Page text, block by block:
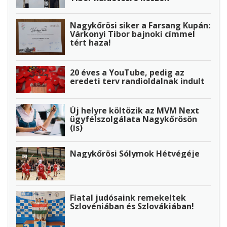
Nagykőrösi siker a Farsang Kupán:
Várkonyi Tibor bajnoki címmel
tért haza!
20 éves a YouTube, pedig az
eredeti terv randioldalnak indult
Új helyre költözik az MVM Next
ügyfélszolgálata Nagykőrösön
(is)
Nagykőrösi Sólymok Hétvégéje
Fiatal judósaink remekeltek
Szlovéniában és Szlovákiában!